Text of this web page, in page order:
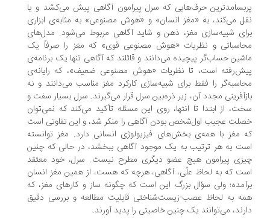
حرف‌هایی که سرل پیرامون آگاهی پیش می‌کشد و یا
می‌کند، به «مغز انسان» و «هوش مصنوعی» به مثابه‌ی ابزاری
شبیه‌سازی مغز، ذهن و شاید آگاهی مربوط می‌شود. مدل‌های
و نظریات «هوش مصنوعی قوی» که مغز را صرفاً یک
حساب‌گر پیچیده می‌دانند و قائلند که آگاهی تنها یک برنامه‌ی
است، تا نظریات «هوش مصنوعی ضعیف»، که رایانه‌ی
را فقط برای شبیه‌سازی کارکرد مغز مناسب می‌دانند و نه
مجدد آن، زیر ذره‌بین سرل قرار می‌گیرند. سرل بسیار سفت و
از ابتدا تا انتها، روی این مسئله تأکید می‌کند که نمی‌توان
عجیب اول‌شخص بودن آگاهی را منکر شد، و این تفاوتی است
مغز با همه‌ی بخش‌های فیزیولوژی انسانی دارد. مغز توانسته
به هر ترتیب به یک موجود آگاهی ببخشد، در حالی که چنین
پیرامون هیچ عضو دیگری مطرح نیست. سرل، خود معتقد
که به لحاظ علّی، آگاهی، هرچه که هست، از همین مغز انسان
ولی سؤال بزرگ این است که چگونه ساز و کارهای مغز، که
به لحاظ عصب‌-زیست‌شناختی قابلیت مطالعه و بررسی دقیق
می‌توانند یک چنین خاصیتی را پدید آورند.